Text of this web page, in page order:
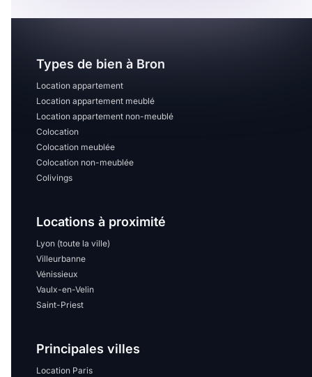
Types de bien à Bron
Location appartement
Location appartement meublé
Location appartement non-meublé
Colocation
Colocation meublée
Colocation non-meublée
Colivings
Locations à proximité
Lyon (toute la ville)
Villeurbanne
Vénissieux
Vaulx-en-Velin
Saint-Priest
Principales villes
Location Paris